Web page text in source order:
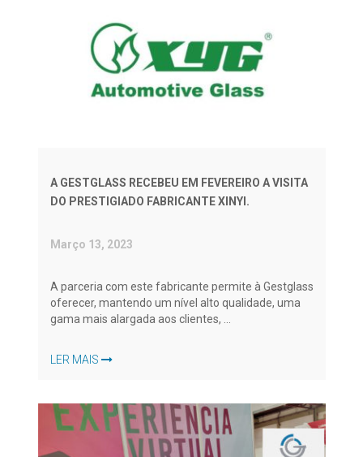
A GESTGLASS RECEBEU EM FEVEREIRO A VISITA
DO PRESTIGIADO FABRICANTE XINYI.
Março 13, 2023
A parceria com este fabricante permite à Gestglass
oferecer, mantendo um nível alto qualidade, uma
gama mais alargada aos clientes, ...
LER MAIS